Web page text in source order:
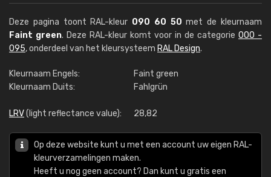
Deze pagina toont RAL-kleur 090 60 50 met de kleurnaam
Faint green. Deze RAL-kleur komt voor in de categorie 000 -
095, onderdeel van het kleursysteem RAL Design.
Kleurnaam Engels:
Faint green
Kleurnaam Duits:
Fahlgrün
LRV(light reflectance value): 28,82
Op deze website kunt u met een account uw eigen RAL-
kleurverzamelingen maken.
Heeft u nog geen account? Dan kunt u gratis een